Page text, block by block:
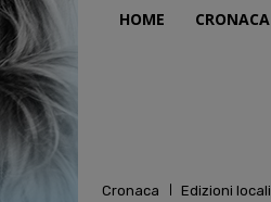
HOME CRONACA
Cronaca Edizioni locali